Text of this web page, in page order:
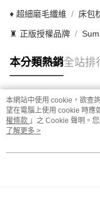
♦ 超細磨毛纖維 床包
♜ 正版授權品牌
本分類熱銷全站排
熱門標籤
本網站中使用 cookie，欲查
望在電腦上使用 cookie 時應
權條款 」之 Cookie 聲明。
用條款之 Cookie 聲明使用
了解更多 >